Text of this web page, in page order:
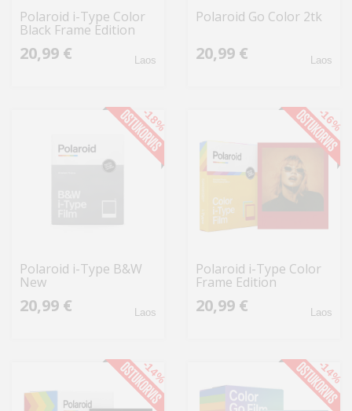
Polaroid i-Type Color
Black Frame Edition
20,99 € Laos
Polaroid Go Color 2tk
20,99 € Laos
Polaroid i-Type B&W
New
20,99 € Laos
-18%
Polaroid i-Type Color
Frame Edition
20,99 € Laos
-16%
-14% -14%